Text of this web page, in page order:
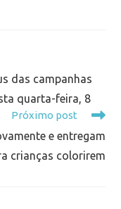
das campanhas
quarta-feira, 8
Próximo post
e entregam
crianças colorirem